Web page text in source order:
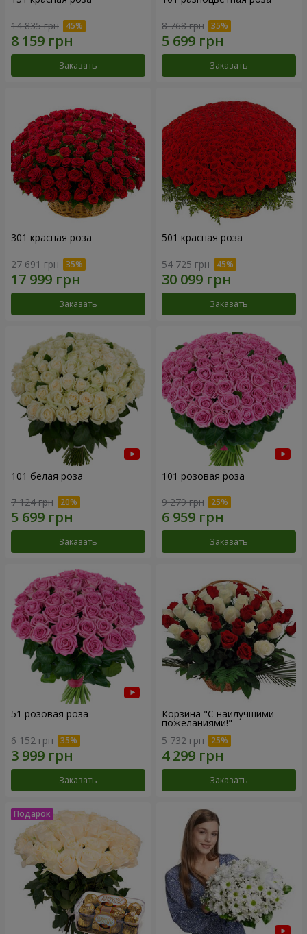
14 835 грн
Заказать
8 768 грн
Заказать
301 красная роза
27 691 грн
Заказать
501 красная роза
54 725 грн
Заказать
101 белая роза
7 124 грн
Заказать
101 розовая роза
9 279 грн
Заказать
51 розовая роза
6 152 грн
Заказать
Корзина "С наилучшими
пожеланиями!"
5 732 грн
Заказать